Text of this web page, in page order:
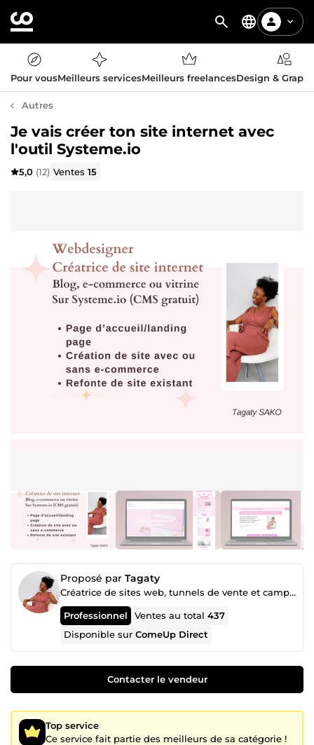
Pour vousMeilleurs servicesMeilleurs freelancesDesign &
Autres
Je vais créer ton site internet avec
l'outil Systeme.io
5,0 (12) Ventes15
Proposé par Tagaty
Créatrice de sites web, tunnels de vente et campagnes publicitaires
Professionnel Ventes au total437
Disponible surComeUp Direct
Contacter le vendeur
Top service
Ce service fait partie des meilleurs de sa catégorie !